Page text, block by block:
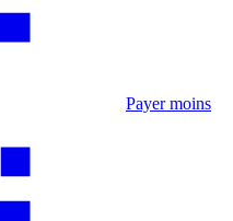
Payer moins